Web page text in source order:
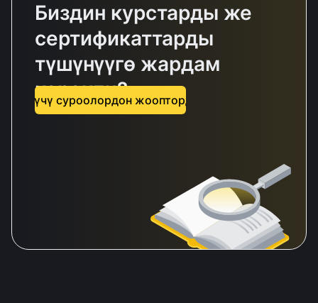
Биздин курстарды же
сертификаттарды
түшүнүүгө жардам
керекпи?
суроолордон жоопторду табыңыз